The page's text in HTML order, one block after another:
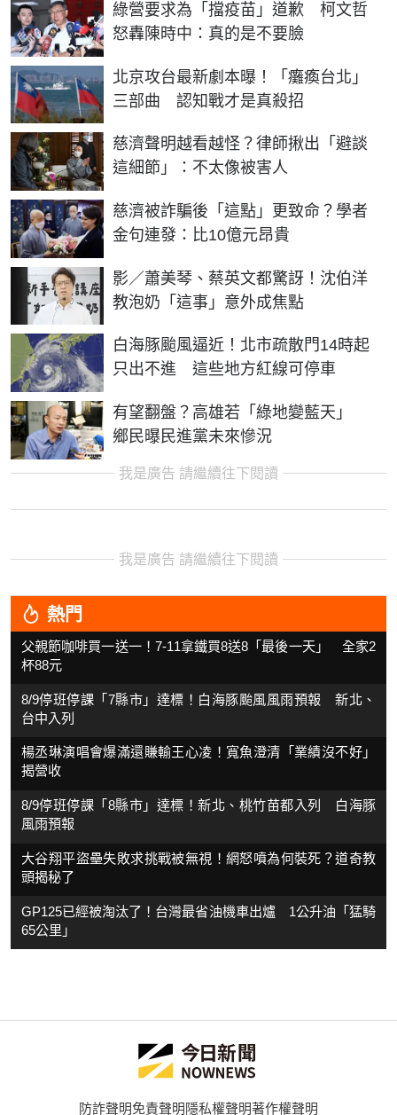
綠營要求為「擋疫苗」道歉 柯文哲
怒轟陳時中：真的是不要臉
北京攻台最新劇本曝！「癱瘓台北」
三部曲 認知戰才是真殺招
慈濟聲明越看越怪？律師揪出「避談
這細節」：不太像被害人
慈濟被詐騙後「這點」更致命？學者
金句連發：比10億元昂貴
影／蕭美琴、蔡英文都驚訝！沈伯洋
教泡奶「這事」意外成焦點
白海豚颱風逼近！北市疏散門14時起
只出不進 這些地方紅線可停車
有望翻盤？高雄若「綠地變藍天」
鄉民曝民進黨未來慘況
我是廣告 請繼續往下閱讀
我是廣告 請繼續往下閱讀
熱門
父親節咖啡買一送一！7-11拿鐵買8送8「最後一天」 全家2
杯88元
8/9停班停課「7縣市」達標！白海豚颱風風雨預報 新北、
台中入列
楊丞琳演唱會爆滿還賺輸王心凌！寬魚澄清「業績沒不好」
揭營收
8/9停班停課「8縣市」達標！新北、桃竹苗都入列 白海豚
風雨預報
大谷翔平盜壘失敗求挑戰被無視！網怒噴為何裝死？道奇教
頭揭秘了
GP125已經被淘汰了！台灣最省油機車出爐 1公升油「猛騎
65公里」
防詐聲明免責聲明隱私權聲明著作權聲明